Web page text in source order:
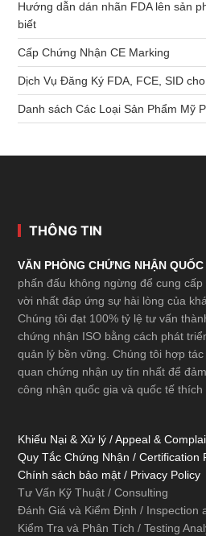
Hướng dẫn dán nhãn FDA lên sản
biết
Cấp Chứng Nhận CE Marking
Dịch Vụ Đăng Ký FDA, FCE, SID
Danh sách Các Loại Sản Phẩm Mỹ
THÔNG TIN
VĂN PHÒNG CHỨNG NHẬN
phấn đấu không ngừng để cung
vời nhất đáp ứng sự hài lòng của
Chúng tôi đạt 100% tỷ lệ tư vấn
chứng nhận ISO bằng cách phát
quản lý bền vững. Chúng tôi hợp
quan chứng nhận uy tín nhất để
công nhận quốc gia và quốc tế thích
Khiếu Nại & Xử lý / Appeal &
Quy Tắc Chứng Nhận / Certification
Chính sách bảo mật / Privacy Policy
Tư Vấn Kỹ Thuật / Consulting
Đánh Giá và Kiểm Định / Inspection
Kiểm Tra và Phân Tích / Testing